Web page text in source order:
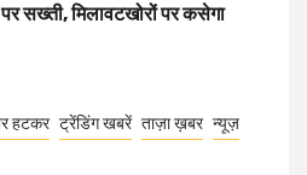
सख्ती, मिलावटखोरों पर कसेगा
हटकर ट्रेंडिंग खबरें ताज़ा ख़बर न्यूज़